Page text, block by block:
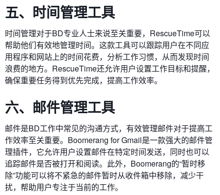
五、时间管理工具
时间管理对于BD专业人士来说至关重要，RescueTime可以
帮助他们有效地管理时间。这款工具可以跟踪用户在不同应
用程序和网站上的时间花费，分析工作习惯，从而发现时间
浪费的地方。RescueTime还允许用户设置工作目标和提醒，
确保重要任务得到优先完成，提高工作效率。
六、邮件管理工具
邮件是BD工作中常见的沟通方式，有效管理邮件对于提高工
作效率至关重要。Boomerang for Gmail是一款强大的邮件管
理插件，它允许用户设置邮件在特定时间发送，同时也可以
追踪邮件是否被打开和阅读。此外，Boomerang的“暂时移
除”功能可以将不紧急的邮件暂时从收件箱中移除，减少干
扰，帮助用户专注于当前的工作。